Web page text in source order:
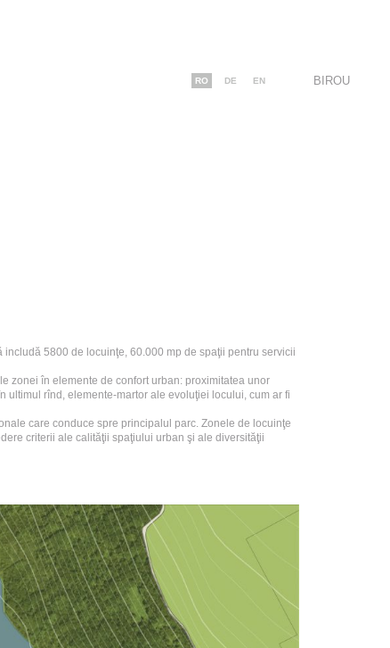
RO DE EN BIROU
5800 de locuinţe, 60.000 mp de spaţii pentru servicii
zonei în elemente de confort urban: proximitatea unor
rînd, elemente-martor ale evoluţiei locului, cum ar fi
care conduce spre principalul parc. Zonele de locuinţe
criterii ale calităţii spaţiului urban şi ale diversităţii